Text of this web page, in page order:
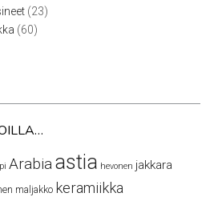
2323
6060
Arabiaastia hevonen jakkara
maljakko keramiikka